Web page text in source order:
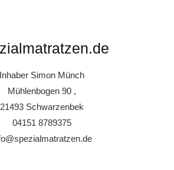
Inhaber Simon Münch
Mühlenbogen 90 ,
21493 Schwarzenbek
04151 8789375